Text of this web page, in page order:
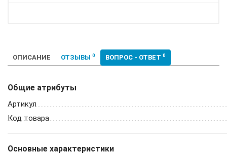
ОПИСАНИЕ ОТЗЫВЫ 0 ВОПРОС - ОТВЕТ 0
Общие атрибуты
Артикул
Код товара
Основные характеристики